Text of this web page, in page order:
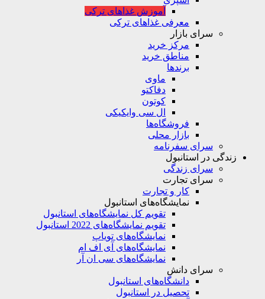
آموزش غذاهای ترکی
معرفی غذاهای ترکی
سرای بازار
مرکز خرید
مناطق خرید
برندها
ماوی
دفاکتو
کوتون
ال سی وایکیکی
فروشگاه‌ها
بازار محلی
سرای سفرنامه
زندگی در استانبول
سرای زندگی
سرای تجارت
کار و تجارت
نمایشگاه‌های استانبول
تقویم کل نمایشگاه‌های استانبول
تقویم نمایشگاه‌های 2022 استانبول
نمایشگاه‌های تویاپ
نمایشگاه‌های آی اف ام
نمایشگاه‌های سی ان آر
سرای دانش
دانشگاه‌های استانبول
تحصیل در استانبول